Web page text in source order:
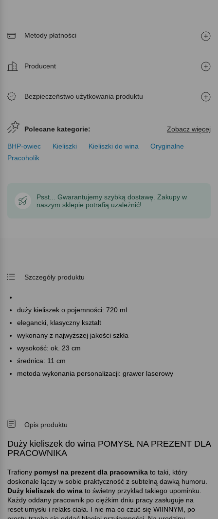
Metody płatności
Producent
Bezpieczeństwo użytkowania produktu
Polecane kategorie: Zobacz więcej
BHP-owiec Kieliszki Kieliszki do wina
Oryginalne
Pracoholik
Psst... Gwarantujemy szybką dostawę. Zakupy w
naszym sklepie potrafią uzależnić!
Szczegóły produktu
duży kieliszek o pojemności: 720 ml
elegancki, klasyczny kształt
wykonany z najwyższej jakości szkła
wysokość: ok. 23 cm
średnica: 11 cm
metoda wykonania personalizacji: grawer laserowy
Opis produktu
Duży kieliszek do wina POMYSŁ NA PREZENT DLA
PRACOWNIKA
Trafiony pomysł na prezent dla pracownika to taki, który
doskonale łączy w sobie praktyczność z subtelną dawką humoru.
Duży kieliszek do wina to świetny przykład takiego upominku.
Każdy oddany pracownik po ciężkim dniu pracy zasługuje na
reset umysłu i relaks ciała. I nie ma co czuć się WIINNYM, po